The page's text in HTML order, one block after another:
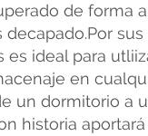
de forma
decapado.Por
es ideal para
en
un dormitorio a
historia